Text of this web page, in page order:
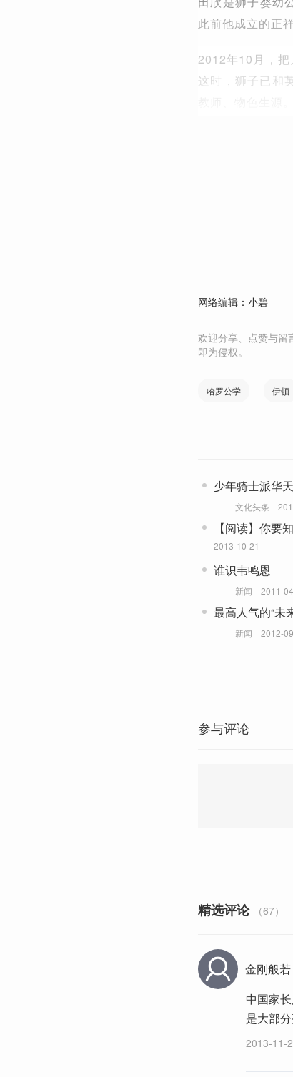
此前他成立的正
2012年10月，把
这时，狮子已和
网络编辑：小碧
欢迎分享、点赞与留
即为侵权。
哈罗公学 伊顿
少年骑士派华
文化头条
【阅读】你要
2013-10-21
谁识韦鸣恩
新闻 2011-
最高人气的“未
新闻 2012-
参与评论
精选评论 （67）
金刚般若
中国家
是大部分
2013-11-